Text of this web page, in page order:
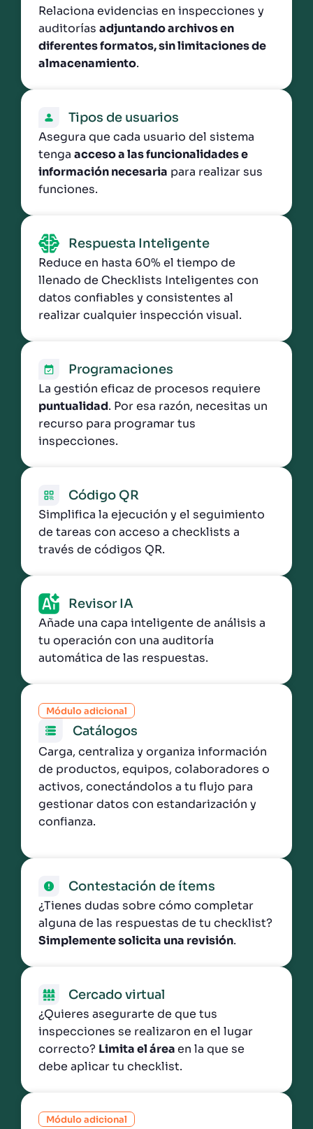
Relaciona evidencias en inspecciones y
auditorías adjuntando archivos en
diferentes formatos, sin limitaciones de
almacenamiento.
Tipos de usuarios
Asegura que cada usuario del sistema
tenga acceso a las funcionalidades e
información necesaria para realizar sus
funciones.
Respuesta Inteligente
Reduce en hasta 60% el tiempo de
llenado de Checklists Inteligentes con
datos confiables y consistentes al
realizar cualquier inspección visual.
Programaciones
La gestión eficaz de procesos requiere
puntualidad. Por esa razón, necesitas un
recurso para programar tus
inspecciones.
Código QR
Simplifica la ejecución y el seguimiento
de tareas con acceso a checklists a
través de códigos QR.
Revisor IA
Añade una capa inteligente de análisis a
tu operación con una auditoría
automática de las respuestas.
Módulo adicional
Catálogos
Carga, centraliza y organiza información
de productos, equipos, colaboradores o
activos, conectándolos a tu flujo para
gestionar datos con estandarización y
confianza.
Contestación de ítems
¿Tienes dudas sobre cómo completar
alguna de las respuestas de tu checklist?
Simplemente solicita una revisión.
Cercado virtual
¿Quieres asegurarte de que tus
inspecciones se realizaron en el lugar
correcto? Limita el áreaen la que se
debe aplicar tu checklist.
Módulo adicional